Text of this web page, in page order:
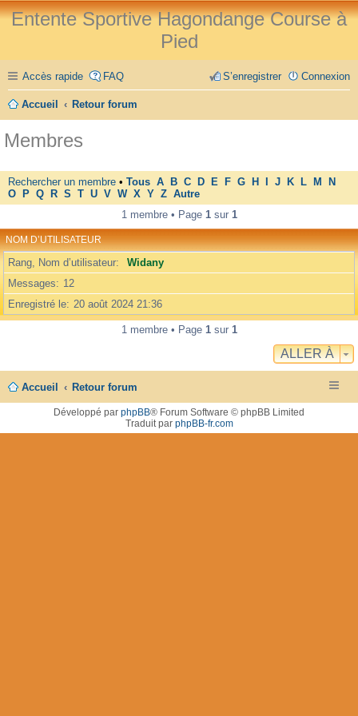
Entente Sportive Hagondange Course à
Pied
Accès rapide FAQ Connexion
S’enregistrer
Accueil Retour forum
Membres
Rechercher un membre • Tous A B C D E F G H J K L M
N
O
P Q R S T U V W X Y Z Autre
1 membre • Page 1sur 1
NOM D’UTILISATEUR
Rang, Nom d’utilisateur
Widany
Messages
12
Enregistré le 20 août 2024 21:36
1 membre • Page 1sur 1
ALLER À
Accueil Retour forum
Développé par phpBB® Forum Software © phpBB Limited
Traduit par phpBB-fr.com